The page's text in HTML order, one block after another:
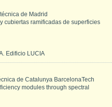
de Madrid
cubiertas ramificadas de superficies
Edificio LUCIA
de Catalunya BarcelonaTech
modules through spectral